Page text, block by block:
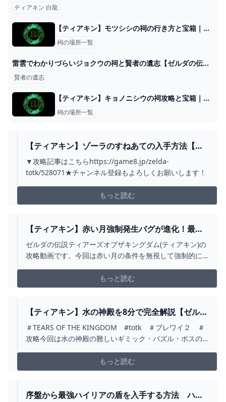
ティアキン 白龍
【ティアキン】モツシシの祠の行き方と宝箱｜ラウルの祝福【ゼルダの伝説ティアーズオブザキングダム】
祠の場所一覧
雷雲でわかりづらいジョクウの祠と賢者の遺志【ゼルダの伝説ティアーズオブザキングダム】 - YouTube
賢者の遺志
【ティアキン】キョノニシウの祠攻略と宝箱｜戦いの教え【ゼルダの伝説ティアーズオブザキングダム】
祠の場所一覧
【ティアキン】ゾーラのすねあての入手方法【ゼ
ルダの伝説ティアーズオブザキングダム】 -
YOUTUBE
▼攻略記事はこちらhttps://game8.jp/zelda-
totk/528071★チャンネル登録もよろしくお願いします！
もっと読む
【ティアキン】赤い月強制発生バグが進化！最速
でデメリット無しで赤い月を発生させる方法！
【ゼルダの伝説ティアーズオブザキングダム】 -
ゼルダの伝説ティアーズオブザキングダム(ティアキン)の
攻略動画です。今回は赤い月の条件を無視して強制的に
グというよりは小ネタ、裏技に近いかもです！素材増殖
バグ、装備増殖バグ、様々なバグ技が修正されたことで
も使います...
もっと読む
【ティアキン】水の神殿を8分で完全解説【ゼルダ
の伝説ティアーズオブザキングダム】/ジャイと共
のトニー - YOUTUBE
＃TEARS OF THE KINGDOM #totk ＃ブレワイ２ ＃
攻略今回は水の神殿の難しいギミック・パズル・ボスの
録ベルマークお願いします。高評価やコメント頂けると
励みになります(^^♪ゼル伝ティアキン攻略再生リスト
もっと読む
序盤から最強ハイリアの盾を入手する方法 ハイ